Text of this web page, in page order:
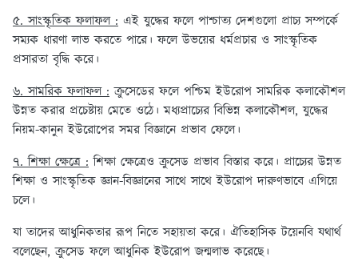
৫. সাংস্কৃতিক ফলাফল : এই যুদ্ধের ফলে পাশ্চাত্য দেশগুলো প্রাচ্য সম্পর্কে
সম্যক ধারণা লাভ করতে পারে। ফলে উভয়ের ধর্মপ্রচার ও সাংস্কৃতিক
প্রসারতা বৃদ্ধি করে।
৬. সামরিক ফলাফল : ক্রুসেডের ফলে পশ্চিম ইউরোপ সামরিক কলাকৌশল
উন্নত করার প্রচেষ্টায় মেতে ওঠে। মধ্যপ্রাচ্যের বিভিন্ন কলাকৌশল, যুদ্ধের
নিয়ম-কানুন ইউরোপের সমর বিজ্ঞানে প্রভাব ফেলে।
৭. শিক্ষা ক্ষেত্রে : শিক্ষা ক্ষেত্রেও ক্রুসেড প্রভাব বিস্তার করে। প্রাচ্যের উন্নত
শিক্ষা ও সাংস্কৃতিক জ্ঞান-বিজ্ঞানের সাথে সাথে ইউরোপ দারুণভাবে এগিয়ে
চলে।
যা তাদের আধুনিকতার রূপ নিতে সহায়তা করে। ঐতিহাসিক টয়েনবি যথার্থ
বলেছেন, ক্রুসেড ফলে আধুনিক ইউরোপ জন্মলাভ করেছে।